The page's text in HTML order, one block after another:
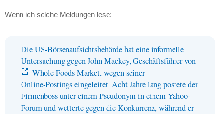
Wenn ich solche Meldungen lese:
Die US-Börsenaufsichtsbehörde hat eine informelle
Untersuchung gegen John Mackey, Geschäftsführer von
Whole Foods Market, wegen seiner
Online-Postings eingeleitet. Acht Jahre lang postete der
Firmenboss unter einem Pseudonym in einem Yahoo-
Forum und wetterte gegen die Konkurrenz, während er